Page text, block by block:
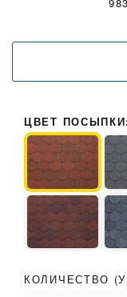
ЦВЕТ
КОЛИЧЕСТВО (